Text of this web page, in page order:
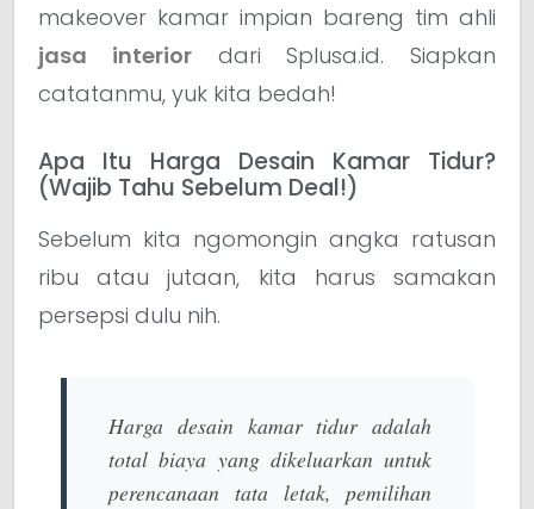
makeover kamar impian bareng tim ahli
jasa interiordari Splusa.id. Siapkan
catatanmu, yuk kita bedah!
Apa Itu Harga Desain Kamar Tidur?
(Wajib Tahu Sebelum Deal!)
Sebelum kita ngomongin angka ratusan
ribu atau jutaan, kita harus samakan
persepsi dulu nih.
Harga desain kamar tidur adalah
total biaya yang dikeluarkan untuk
perencanaan tata letak, pemilihan